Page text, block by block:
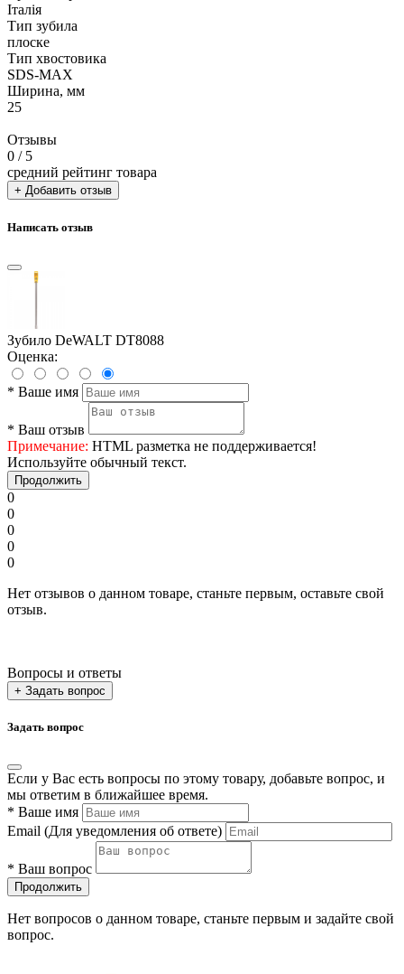
Італія
Тип зубила
плоске
Тип хвостовика
SDS-MAX
Ширина, мм
25
Отзывы
0 / 5
средний рейтинг товара
+ Добавить отзыв
Написать отзыв
Зубило DeWALT DT8088
Оценка:
* Ваше имя
* Ваш отзыв
Примечание: HTML разметка не поддерживается!
Используйте обычный текст.
Продолжить
0
0
0
0
0
Нет отзывов о данном товаре, станьте первым, оставьте свой
отзыв.
Вопросы и ответы
+ Задать вопрос
Задать вопрос
Если у Вас есть вопросы по этому товару, добавьте вопрос, и
мы ответим в ближайшее время.
* Ваше имя
Email (Для уведомления об ответе)
* Ваш вопрос
Продолжить
Нет вопросов о данном товаре, станьте первым и задайте свой
вопрос.